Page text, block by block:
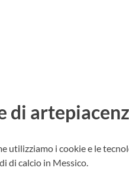
di
utilizziamo i cookie e le
di calcio in Messico.